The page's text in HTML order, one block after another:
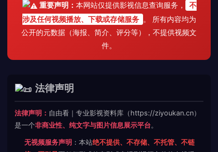
重要声明： 本网站仅提供影视信息查询服务，
不
涉及任何视频播放、下载或存储服务 。 所有内容均为
公开的元数据（海报、简介、评分等），不提供视频文
件。
法律声明
法律声明： 自由看｜专业影视资料库（https://ziyoukan.cn）
是一个非商业性、纯文字与图片信息展示平台。
无视频服务声明 ：本站绝不提供、不存储、不托管、不链